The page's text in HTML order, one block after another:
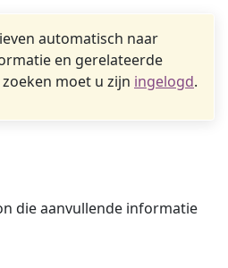
automatisch naar
en gerelateerde
moet u zijn ingelogd.
die aanvullende informatie